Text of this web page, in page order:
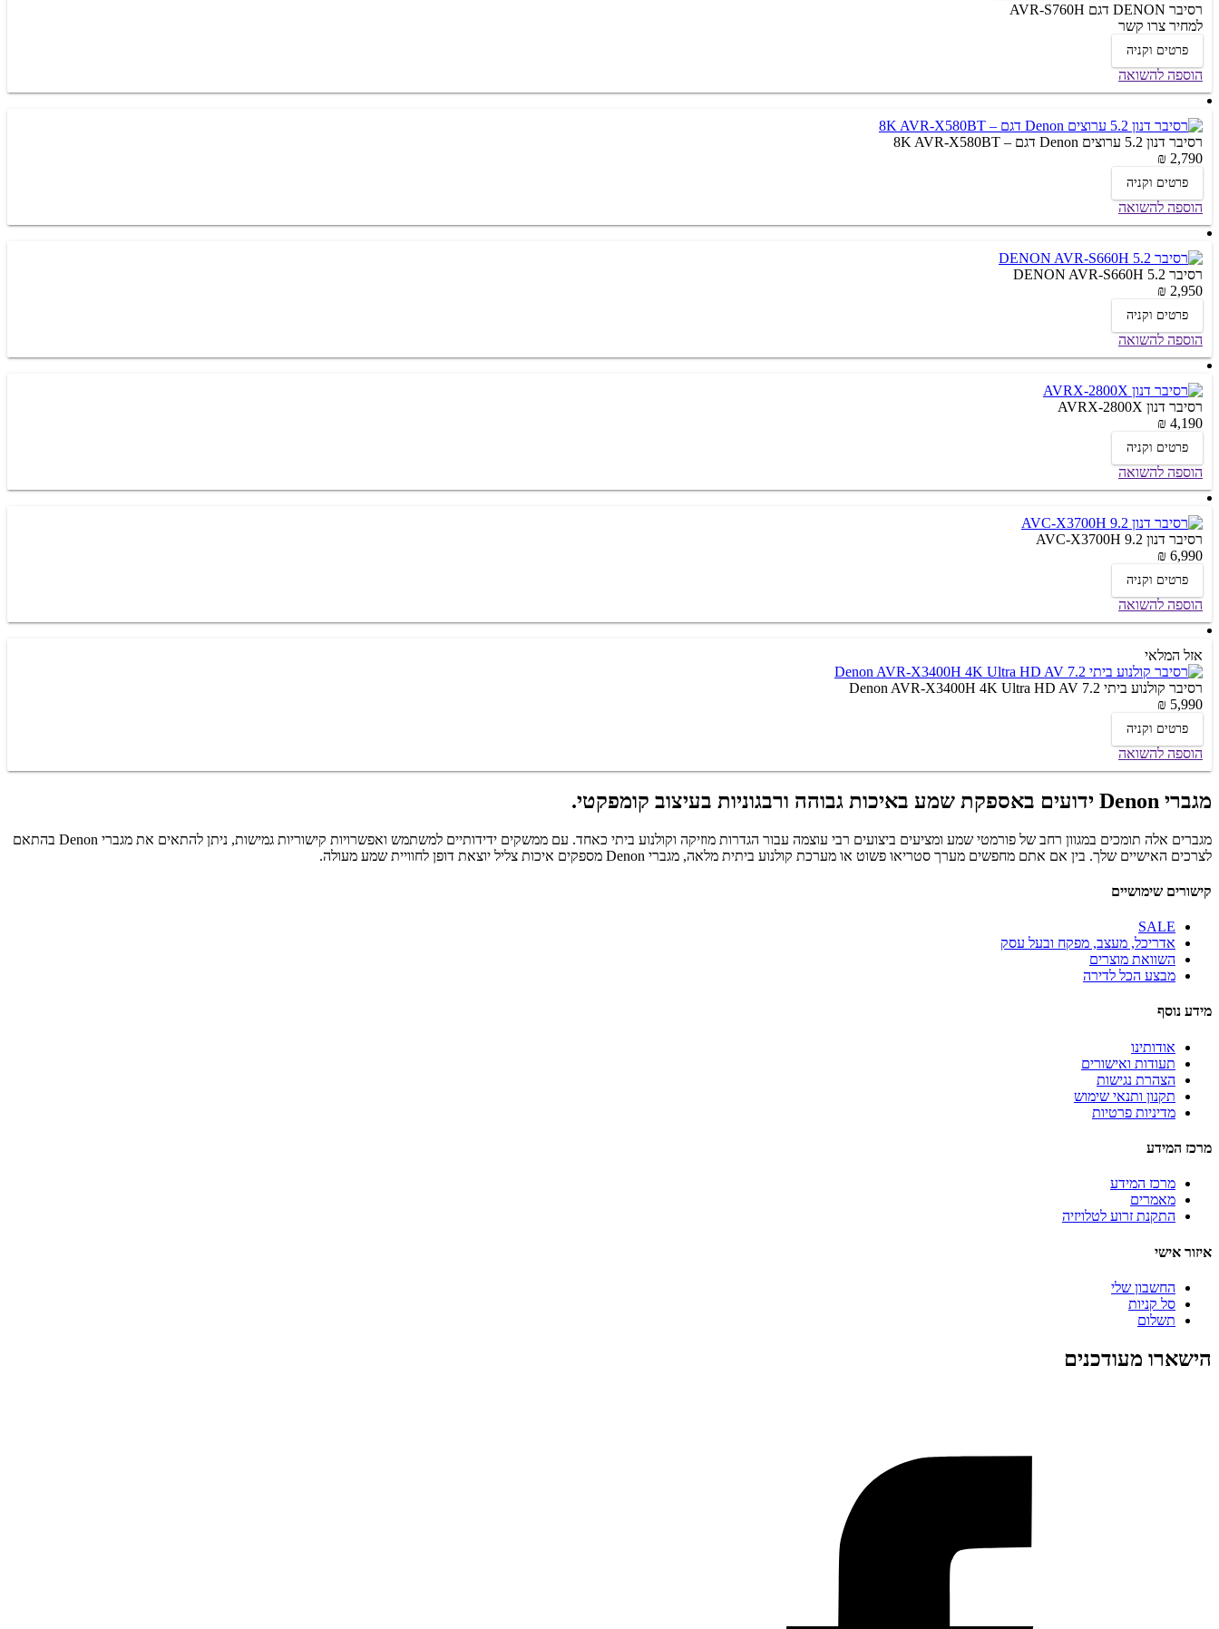
רסיבר DENON דגם AVR-S760H
למחיר צרו קשר
פרטים וקניה
הוספה להשואה
רסיבר דנון 5.2 ערוצים Denon דגם – 8K AVR-X580BT
2,790 ₪
פרטים וקניה
הוספה להשואה
רסיבר 5.2 DENON AVR-S660H
2,950 ₪
פרטים וקניה
הוספה להשואה
רסיבר דנון AVRX-2800X
4,190 ₪
פרטים וקניה
הוספה להשואה
רסיבר דנון 9.2 AVC-X3700H
6,990 ₪
פרטים וקניה
הוספה להשואה
אזל המלאי
רסיבר קולנוע ביתי 7.2 Denon AVR-X3400H 4K Ultra HD AV
5,990 ₪
פרטים וקניה
הוספה להשואה
מגברי Denon ידועים באספקת שמע באיכות גבוהה ורבגוניות בעיצוב קומפקטי.
מגברים אלה תומכים במגוון רחב של פורמטי שמע ומציעים ביצועים רבי עוצמה עבור הגדרות מוזיקה וקולנוע ביתי כאחד. עם ממשקים ידידותיים למשתמש ואפשרויות קישוריות גמישות, ניתן להתאים את מגברי Denon בהתאם
לצרכים האישיים שלך. בין אם אתם מחפשים מערך סטריאו פשוט או מערכת קולנוע ביתית מלאה, מגברי Denon מספקים איכות צליל יוצאת דופן לחוויית שמע מעולה.
קישורים שימושיים
SALE
אדריכל, מעצב, מפקח ובעל עסק
השוואת מוצרים
מבצע הכל לדירה
מידע נוסף
אודותינו
תעודות ואישורים
הצהרת נגישות
תקנון ותנאי שימוש
מדיניות פרטיות
מרכז המידע
מרכז המידע
מאמרים
התקנת זרוע לטלויזיה
איזור אישי
החשבון שלי
סל קניות
תשלום
הישארו מעודכנים